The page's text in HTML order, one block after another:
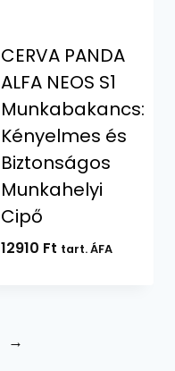
CERVA PANDA
ALFA NEOS S1
Munkabakancs:
Kényelmes és
Biztonságos
Munkahelyi
Cipő
12910 Ft tart. ÁFA
→